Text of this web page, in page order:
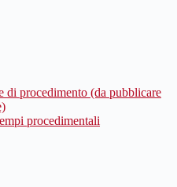
di procedimento (da pubblicare
procedimentali